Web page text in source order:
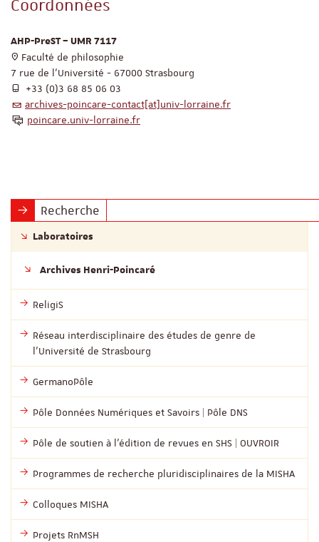
Coordonnées
AHP-PreST – UMR 7117
Faculté de philosophie
7 rue de l’Université - 67000 Strasbourg
+33 (0)3 68 85 06 03
archives-poincare-contact[at]univ-lorraine.fr
poincare.univ-lorraine.fr
Recherche
Laboratoires
Archives Henri-Poincaré
ReligiS
Réseau interdisciplinaire des études de genre de
l’Université de Strasbourg
GermanoPôle
Pôle Données Numériques et Savoirs | Pôle DNS
Pôle de soutien à l’édition de revues en SHS | OUVROIR
Programmes de recherche pluridisciplinaires de la MISHA
Colloques MISHA
Projets RnMSH